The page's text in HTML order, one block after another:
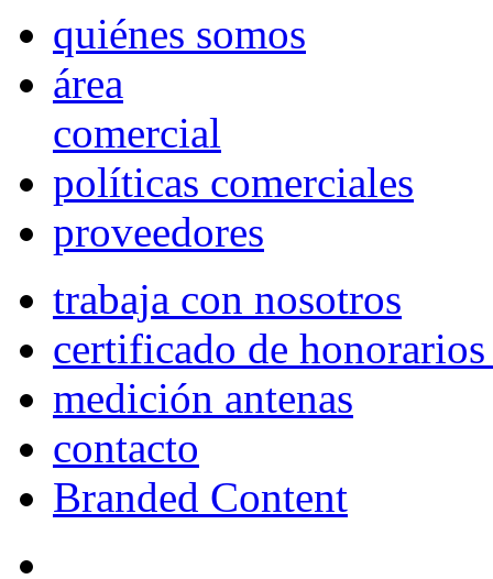
quiénes somos
área
comercial
políticas comerciales
proveedores
trabaja con nosotros
certificado de
medición antenas
contacto
Branded Content